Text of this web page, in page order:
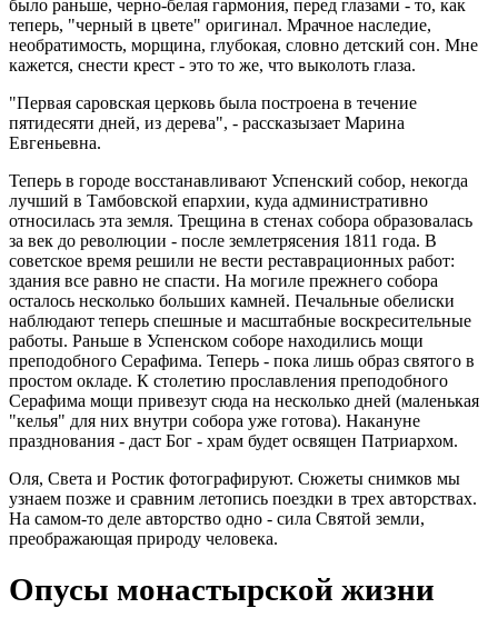
было раньше, черно-белая гармония, перед глазами - то, как
теперь, "черный в цвете" оригинал. Мрачное наследие,
необратимость, морщина, глубокая, словно детский сон. Мне
кажется, снести крест - это то же, что выколоть глаза.
"Первая саровская церковь была построена в течение
пятидесяти дней, из дерева", - рассказызает Марина
Евгеньевна.
Теперь в городе восстанавливают Успенский собор, некогда
лучший в Тамбовской епархии, куда административно
относилась эта земля. Трещина в стенах собора образовалась
за век до революции - после землетрясения 1811 года. В
советское время решили не вести реставрационных работ:
здания все равно не спасти. На могиле прежнего собора
осталось несколько больших камней. Печальные обелиски
наблюдают теперь спешные и масштабные воскресительные
работы. Раньше в Успенском соборе находились мощи
преподобного Серафима. Теперь - пока лишь образ святого в
простом окладе. К столетию прославления преподобного
Серафима мощи привезут сюда на несколько дней (маленькая
"келья" для них внутри собора уже готова). Накануне
празднования - даст Бог - храм будет освящен Патриархом.
Оля, Света и Ростик фотографируют. Сюжеты снимков мы
узнаем позже и сравним летопись поездки в трех авторствах.
На самом-то деле авторство одно - сила Святой земли,
преображающая природу человека.
Опусы монастырской жизни